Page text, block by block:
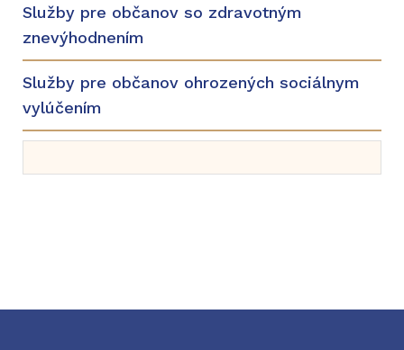
Služby pre občanov so zdravotným
znevýhodnením
Služby pre občanov ohrozených sociálnym
vylúčením